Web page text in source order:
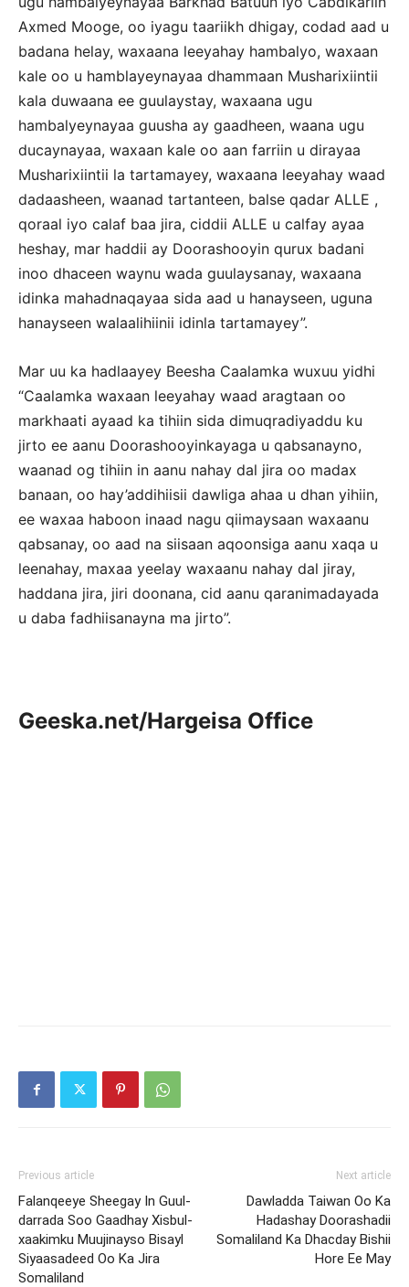
Axmed Mooge, oo iyagu taariikh dhigay, codad aad u
badana helay, waxaana leeyahay hambalyo, waxaan
kale oo u hamblayeynayaa dhammaan Musharixiintii
kala duwaana ee guulaystay, waxaana ugu
hambalyeynayaa guusha ay gaadheen, waana ugu
ducaynayaa, waxaan kale oo aan farriin u dirayaa
Musharixiintii la tartamayey, waxaana leeyahay waad
dadaasheen, waanad tartanteen, balse qadar ALLE ,
qoraal iyo calaf baa jira, ciddii ALLE u calfay ayaa
heshay, mar haddii ay Doorashooyin qurux badani
inoo dhaceen waynu wada guulaysanay, waxaana
idinka mahadnaqayaa sida aad u hanayseen, uguna
hanayseen walaalihiinii idinla tartamayey”.
Mar uu ka hadlaayey Beesha Caalamka wuxuu yidhi
“Caalamka waxaan leeyahay waad aragtaan oo
markhaati ayaad ka tihiin sida dimuqradiyaddu ku
jirto ee aanu Doorashooyinkayaga u qabsanayno,
waanad og tihiin in aanu nahay dal jira oo madax
banaan, oo hay’addihiisii dawliga ahaa u dhan yihiin,
ee waxaa haboon inaad nagu qiimaysaan waxaanu
qabsanay, oo aad na siisaan aqoonsiga aanu xaqa u
leenahay, maxaa yeelay waxaanu nahay dal jiray,
haddana jira, jiri doonana, cid aanu qaranimadayada
u daba fadhiisanayna ma jirto”.
Geeska.net/Hargeisa Office
Previous article
Falanqeeye Sheegay In Guul-
darrada Soo Gaadhay Xisbul-
xaakimku Muujinayso Bisayl
Siyaasadeed Oo Ka Jira
Somaliland
Next article
Dawladda Taiwan Oo Ka
Hadashay Doorashadii
Somaliland Ka Dhacday Bishii
Hore Ee May